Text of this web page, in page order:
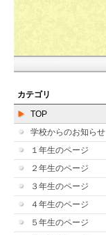
カテゴリ
TOP
学校からのお知らせ
１年生のページ
２年生のページ
３年生のページ
４年生のページ
５年生のページ